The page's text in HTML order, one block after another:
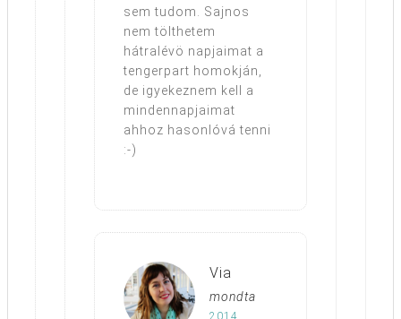
sem tudom. Sajnos
nem tölthetem
hátralévö napjaimat a
tengerpart homokján,
de igyekeznem kell a
mindennapjaimat
ahhoz hasonlóvá tenni
:-)
Via
mondta
2014.